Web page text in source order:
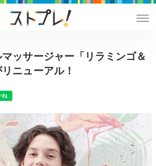
ッサージャー「リラミンゴ＆
ニューアル！